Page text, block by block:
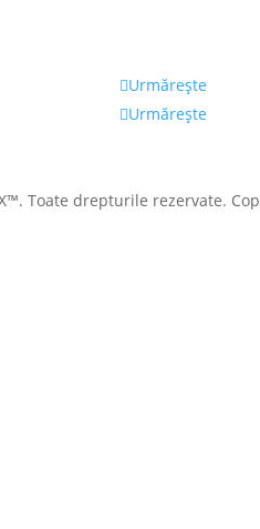
Urmărește
Urmărește
Toate drepturile rezervate.